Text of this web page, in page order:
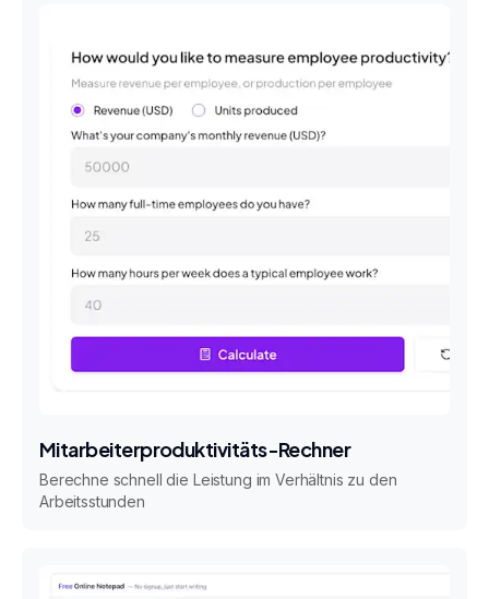
Mitarbeiterproduktivitäts-Rechner
Berechne schnell die Leistung im Verhältnis zu den
Arbeitsstunden